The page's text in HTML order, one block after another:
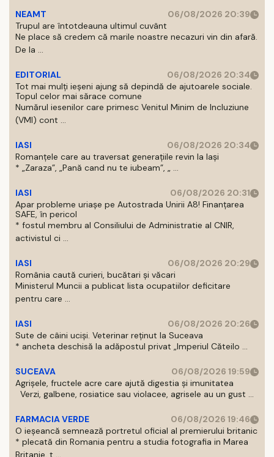
NEAMT
06/08/2026 20:39
Trupul are întotdeauna ultimul cuvânt
Ne place să credem că marile noastre necazuri vin din afară.
De la ...
EDITORIAL
06/08/2026 20:34
Tot mai mulți ieșeni ajung să depindă de ajutoarele sociale.
Topul celor mai sărace comune
Numărul iesenilor care primesc Venitul Minim de Incluziune
(VMI) cont ...
IASI
06/08/2026 20:34
Romanțele care au traversat generațiile revin la Iași
* „Zaraza”, „Pană cand nu te iubeam”, „ ...
IASI
06/08/2026 20:31
Apar probleme uriașe pe Autostrada Unirii A8! Finanțarea
SAFE, în pericol
* fostul membru al Consiliului de Administratie al CNIR,
activistul ci ...
IASI
06/08/2026 20:29
România caută curieri, bucătari și văcari
Ministerul Muncii a publicat lista ocupatiilor deficitare
pentru care ...
IASI
06/08/2026 20:26
Sute de câini uciși. Veterinar reținut la Suceava
* ancheta deschisă la adăpostul privat „Imperiul Căteilo ...
SUCEAVA
06/08/2026 19:59
Agrișele, fructele acre care ajută digestia și imunitatea
Verzi, galbene, rosiatice sau violacee, agrisele au un gust ...
FARMACIA VERDE
06/08/2026 19:46
O ieșeancă semnează portretul oficial al premierului britanic
* plecată din Romania pentru a studia fotografia in Marea
Britanie, t ...